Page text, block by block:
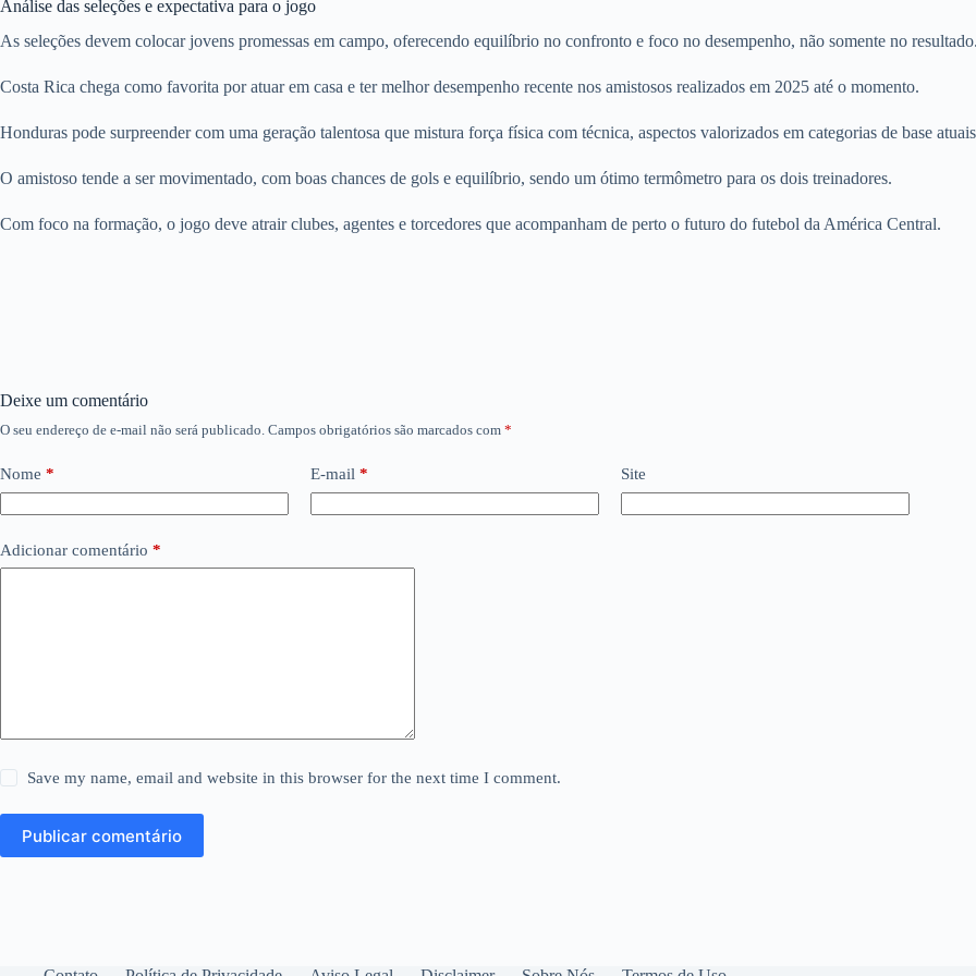
Análise das seleções e expectativa para o jogo
As seleções devem colocar jovens promessas em campo, oferecendo equilíbrio no confronto e foco no desempenho, não somente no
Costa Rica chega como favorita por atuar em casa e ter melhor desempenho recente nos amistosos realizados em 2025 até o momento.
Honduras pode surpreender com uma geração talentosa que mistura força física com técnica, aspectos valorizados em categorias de base
O amistoso tende a ser movimentado, com boas chances de gols e equilíbrio, sendo um ótimo termômetro para os dois treinadores.
Com foco na formação, o jogo deve atrair clubes, agentes e torcedores que acompanham de perto o futuro do futebol da América Central.
Deixe um comentário
O seu endereço de e-mail não será publicado. Campos obrigatórios são marcados com *
Nome * E-mail * Site
Adicionar comentário *
Save my name, email and website in this browser for the next time I comment.
Publicar comentário